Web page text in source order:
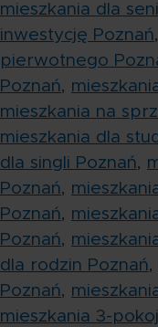
mieszkania dla
inwestycję Poznań,
pierwotnego
Poznań,
mieszkania na
mieszkania dla
dla singli Poznań,
Poznań,
Poznań,
Poznań,
dla rodzin Poznań,
Poznań,
mieszkania 3-